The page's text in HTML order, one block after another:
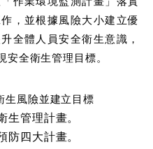
，並根據風險大小建立優
全體人員安全衛生意識，
安全衛生管理目標。
生風險並建立目標
生管理計畫。
防四大計畫。